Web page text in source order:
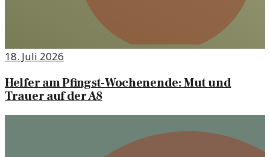
18. Juli 2026
Helfer am Pfingst-Wochenende: Mut und
Trauer auf der A8